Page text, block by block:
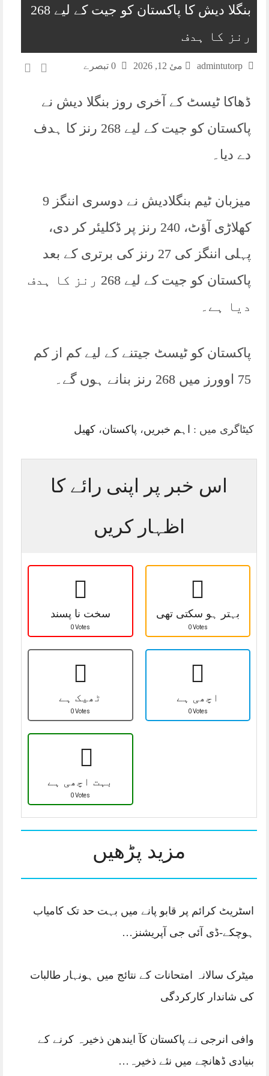
بنگلا دیش کا پاکستان کو جیت کے لیے 268
رنز کا ہدف
admintutorp مئ 12, 2026
ڈھاکا ٹیسٹ کے آخری روز بنگلا دیش نے
پاکستان کو جیت کے لیے 268 رنز کا ہدف
دے دیا۔
میزبان ٹیم بنگلادیش نے دوسری اننگز 9
کھلاڑی آؤٹ، 240 رنز پر ڈکلیئر کر دی،
پہلی اننگز کی 27 رنز کی برتری کے بعد
پاکستان کو جیت کے لیے 268 رنز کا ہدف
دیا ہے۔
پاکستان کو ٹیسٹ جیتنے کے لیے کم از کم
75 اوورز میں 268 رنز بنانے ہوں گے۔
کیٹاگری میں : اہم خبریں، پاکستان، کھیل
اس خبر پر اپنی رائے کا
اظہار کریں
سخت نا پسند
0 Votes
بہتر ہو سکتی تھی
0 Votes
ٹھیک ہے
0 Votes
اچھی ہے
0 Votes
بہت اچھی ہے
0 Votes
مزید پڑھیں
اسٹریٹ کرائم پر قابو پانے میں بہت حد تک کامیاب
ہوچکے-ڈی آئی جی آپریشنز…
میٹرک سالانہ امتحانات کے نتائج میں ہونہار طالبات
کی شاندار کارکردگی
وافی انرجی نے پاکستان کآ ایندھن ذخیرہ کرنے کے
بنیادی ڈھانچے میں نئے ذخیرہ…